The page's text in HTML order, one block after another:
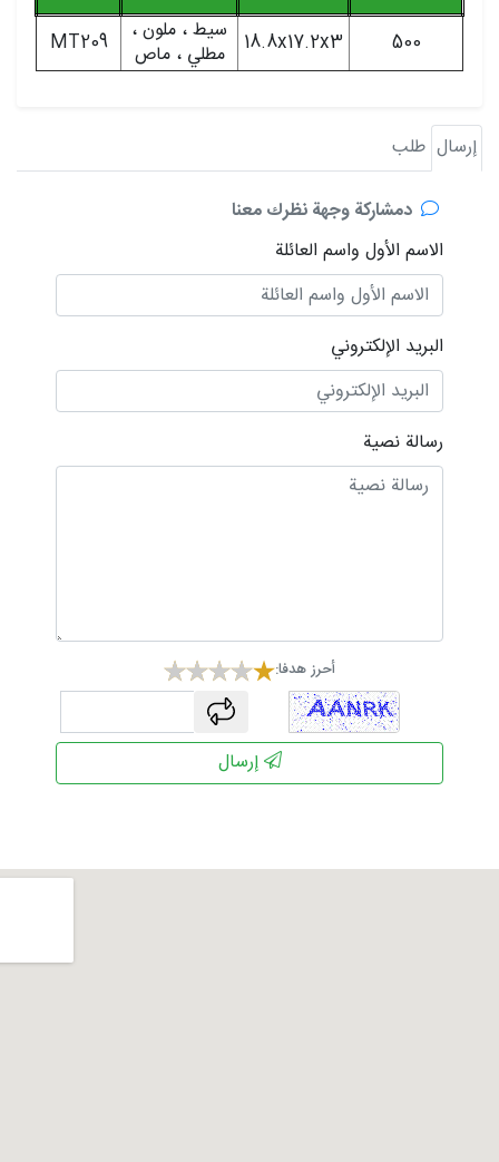
MT209
سيط ، ملون ،
مطلي ، ماص
18.8x17.2x3 500
إرسال طلب
دمشاركة وجهة نظرك معنا
الاسم الأول واسم العائلة
البريد الإلكتروني
رسالة نصية
أحرز هدفا:
captcha
إرسال